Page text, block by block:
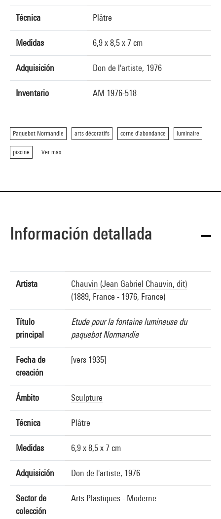
Técnica Plâtre
Medidas 6,9 x 8,5 x 7 cm
Adquisición Don de l'artiste, 1976
Inventario AM 1976-518
Paquebot Normandie arts décoratifs corne d'abondance luminaire
piscine Ver más
Información detallada
Artista
Chauvin (Jean Gabriel Chauvin, dit)
(1889, France - 1976, France)
Título
principal
Etude pour la fontaine lumineuse du
paquebot Normandie
Fecha de
creación
[vers 1935]
Ámbito Sculpture
Técnica Plâtre
Medidas 6,9 x 8,5 x 7 cm
Adquisición Don de l'artiste, 1976
Sector de
colección
Arts Plastiques - Moderne